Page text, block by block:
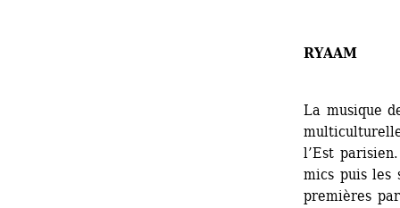
RYAAM
La musique
l’Est
mics puis les
premières